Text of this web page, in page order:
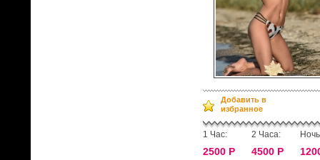
Добавить в
избранное
1 Час:
2500 Р
2 Часа:
4500 Р